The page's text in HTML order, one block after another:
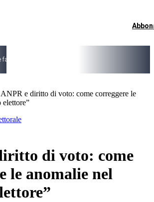
sit amet consectetur
sit amet consectetur
fare per …
sit amet consectetur
ANPR e diritto di voto: come correggere le
elettore”
di voto: come
le anomalie nel